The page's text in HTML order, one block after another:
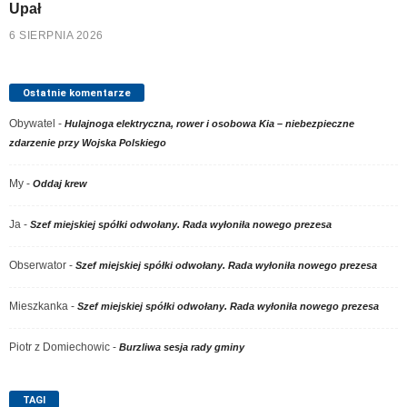
Upał
6 SIERPNIA 2026
Ostatnie komentarze
Obywatel - Hulajnoga elektryczna, rower i osobowa Kia – niebezpieczne
zdarzenie przy Wojska Polskiego
My - Oddaj krew
Ja - Szef miejskiej spółki odwołany. Rada wyłoniła nowego prezesa
Obserwator - Szef miejskiej spółki odwołany. Rada wyłoniła nowego prezesa
Mieszkanka - Szef miejskiej spółki odwołany. Rada wyłoniła nowego prezesa
Piotr z Domiechowic - Burzliwa sesja rady gminy
TAGI